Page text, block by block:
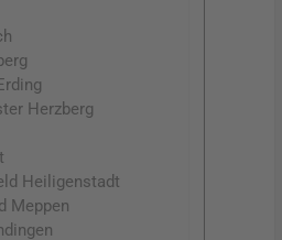
Herzberg
Heiligenstadt
Meppen